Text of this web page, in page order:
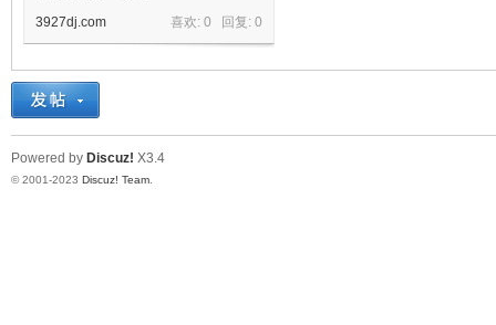
十
喜欢: 0 回复: 0
3927dj.com
Powered by Discuz! X3.4
© 2001-2023 Discuz! Team.